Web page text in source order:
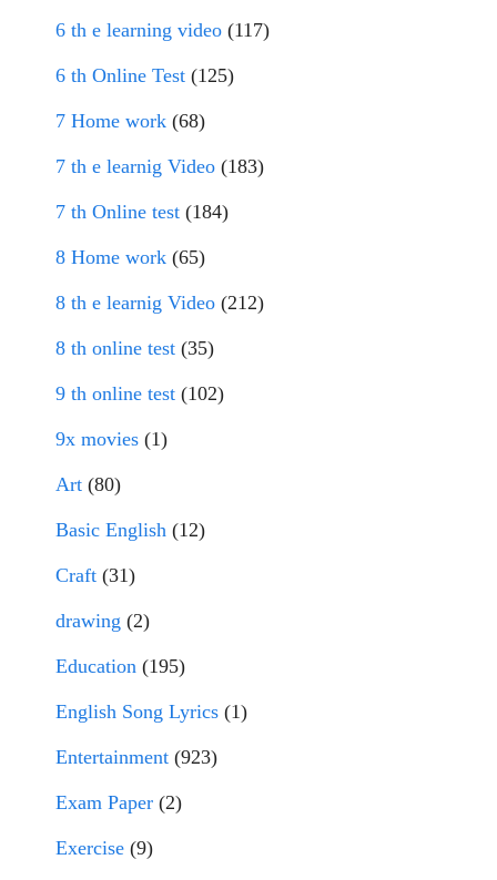
6 th e learning video (117)
6 th Online Test (125)
7 Home work (68)
7 th e learnig Video (183)
7 th Online test (184)
8 Home work (65)
8 th e learnig Video (212)
8 th online test (35)
9 th online test (102)
9x movies (1)
Art (80)
Basic English (12)
Craft (31)
drawing (2)
Education (195)
English Song Lyrics (1)
Entertainment (923)
Exam Paper (2)
Exercise (9)